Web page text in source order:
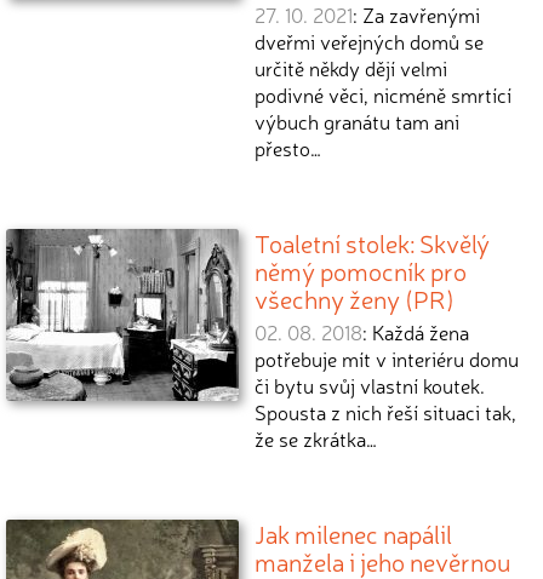
27. 10. 2021: Za zavřenými
dveřmi veřejných domů se
určitě někdy dějí velmi
podivné věci, nicméně smrtící
výbuch granátu tam ani
přesto…
Toaletní stolek: Skvělý
němý pomocník pro
všechny ženy (PR)
02. 08. 2018: Každá žena
potřebuje mít v interiéru domu
či bytu svůj vlastní koutek.
Spousta z nich řeší situaci tak,
že se zkrátka…
Jak milenec napálil
manžela i jeho nevěrnou